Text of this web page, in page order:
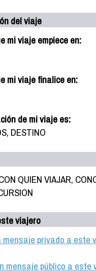
del viaje
mi viaje empiece en:
mi viaje finalice en:
de mi viaje es:
DESTINO
QUIEN VIAJAR,
viajero
mensaje privado a este
mensaje público a